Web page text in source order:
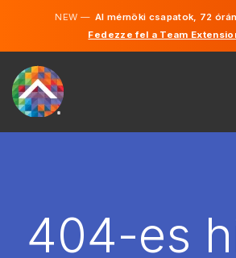
NEW —AI mérnöki csapatok, 72
Fedezze fel a Team
BÉREL
404-es